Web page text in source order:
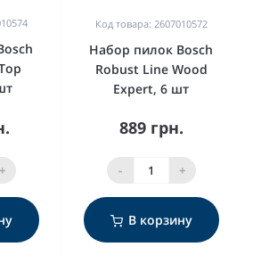
+
Код товара: 2607010572
Набор пилок Bosch
Robust Line Wood
Expert, 6 шт
889 грн.
- +
В корзину